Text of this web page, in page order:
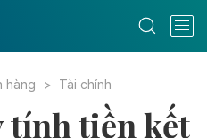
hàng Tài chính
tính tiền kết